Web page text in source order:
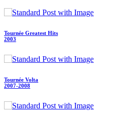
Tournée Greatest Hits
2003
Tournée Volta
2007-2008